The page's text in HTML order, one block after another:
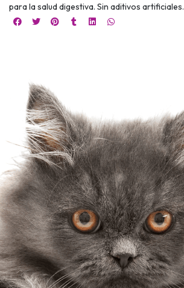
para la salud digestiva. Sin aditivos artificiales.